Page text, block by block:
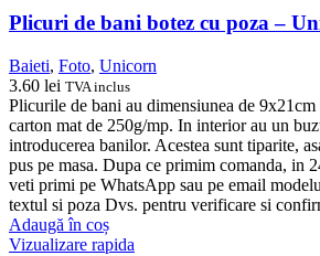
Plicuri de bani botez cu poza –
Baieti, Foto, Unicorn
3.60 lei TVA inclus
Plicurile de bani au dimensiunea de 9x21cm
carton mat de 250g/mp. In interior au un
introducerea banilor. Acestea sunt tiparite,
pus pe masa. Dupa ce primim comanda, in
veti primi pe WhatsApp sau pe email
textul si poza Dvs. pentru verificare si
Adaugă în coș
Vizualizare rapida